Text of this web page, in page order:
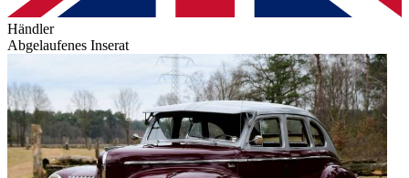
Händler
Abgelaufenes Inserat